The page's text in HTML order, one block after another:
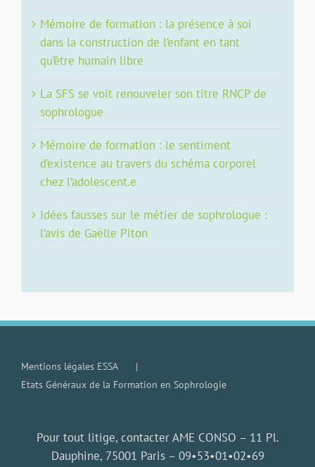
Mémoire de formation : la présence à soi
dans la construction de l’enfant en tant
qu’être humain libre
La SFS se voit renouveler son titre RNCP de
sophrologue
Mémoire de formation : le sentiment
d’existence au travers du schéma corporel
chez l’adolescent.e
Idées fausses sur le métier de sophrologue :
l’avis de Gaëlle Piton
Mentions légales ESSA
Etats Généraux de la Formation en Sophrologie
Pour tout litige, contacter AME CONSO – 11 Pl.
Dauphine, 75001 Paris – 09•53•01•02•69